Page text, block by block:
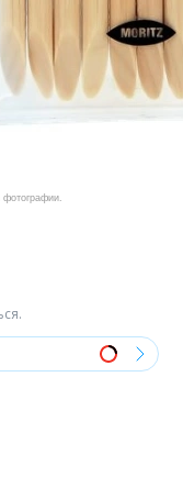
фотографии.